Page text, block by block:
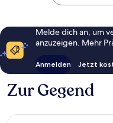
Melde dich an, um
anzuzeigen. Mehr
Anmelden Jetzt
Zur Gegend